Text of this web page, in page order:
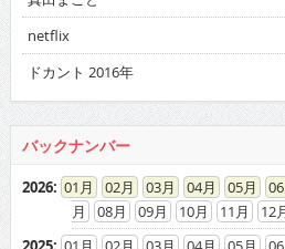
netflix
ドカント 2016年
バックナンバー
2026: 01 02 03 04 05 06
08
09 10 11
12